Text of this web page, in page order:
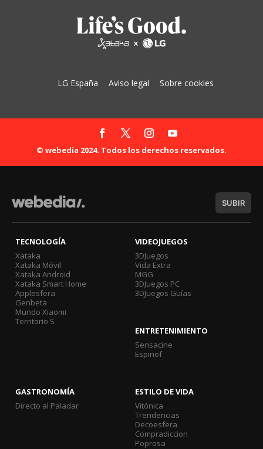
LG España Aviso legal Sobre cookies
© webedia 2024. Todos los derechos reservados.
SUBIR
TECNOLOGÍA
Xataka
Xataka Móvil
Xataka Android
Xataka Smart Home
Applesfera
Genbeta
Mundo Xiaomi
Territorio S
VIDEOJUEGOS
3DJuegos
Vida Extra
MGG
3DJuegos PC
3DJuegos Guías
ENTRETENIMIENTO
Sensacine
Espinof
GASTRONOMÍA
Directo al Paladar
ESTILO DE VIDA
Vitónica
Trendencias
Decoesfera
Compradiccion
Poprosa